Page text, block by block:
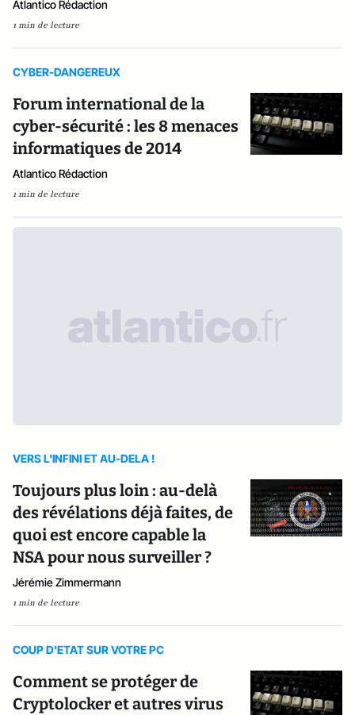
Atlantico Rédaction
1 min de lecture
CYBER-DANGEREUX
Forum international de la
cyber-sécurité : les 8 menaces
informatiques de 2014
Atlantico Rédaction
1 min de lecture
VERS L'INFINI ET AU-DELA !
Toujours plus loin : au-delà
des révélations déjà faites, de
quoi est encore capable la
NSA pour nous surveiller ?
Jérémie Zimmermann
1 min de lecture
COUP D'ETAT SUR VOTRE PC
Comment se protéger de
Cryptolocker et autres virus